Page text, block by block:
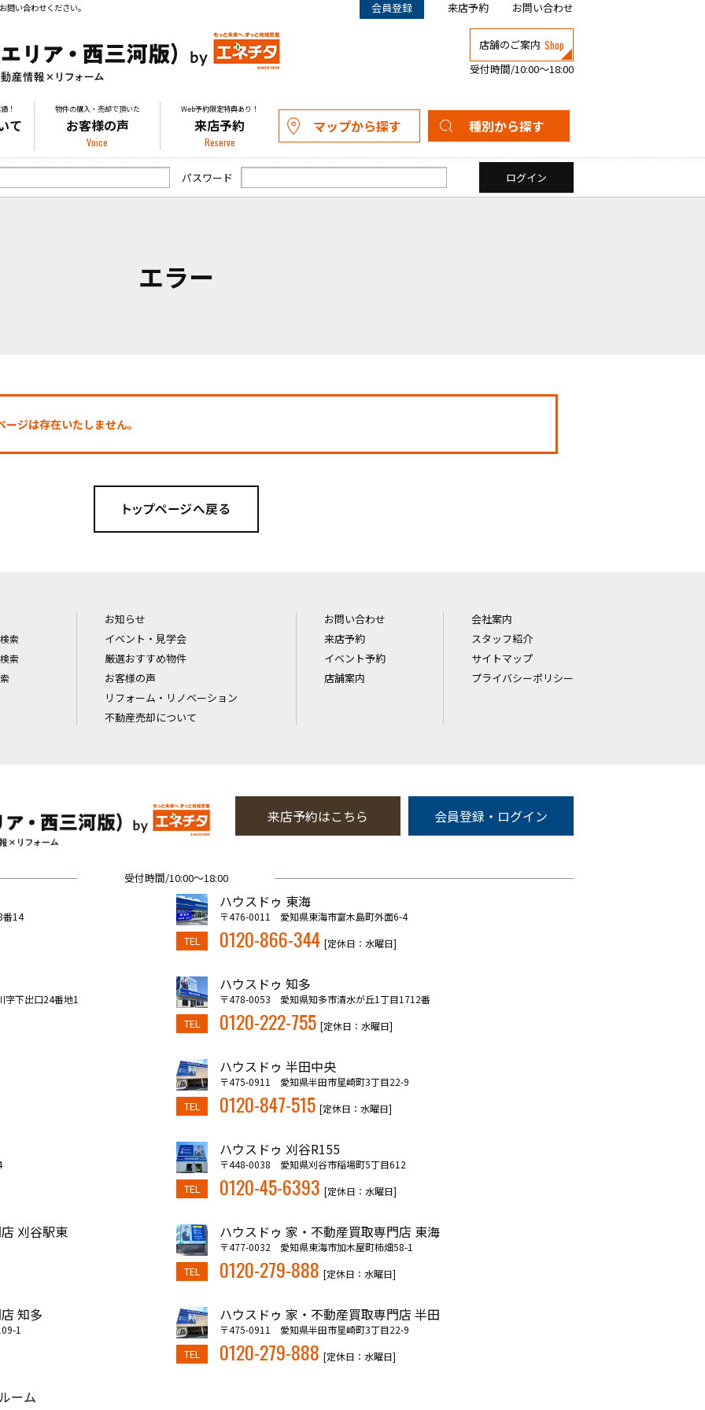
問い合わせください。 会員登録 来店予約 お問い合わせ
店舗のご案内 Shop
受付時間/10:00～18:00
！
て
物件の購入・売却で頂いた
お客様の声
Voice
Web予約限定特典あり！
来店予約
Reserve
マップから探す 種別から探す
新築一戸建て
中古一戸建て
マンション
土地
パスワード
エラー
は存在いたしません。
索
索
お知らせ
イベント・見学会
厳選おすすめ物件
お客様の声
リフォーム・リノベーション
不動産売却について
お問い合わせ
来店予約
イベント予約
店舗案内
会社案内
スタッフ紹介
サイトマップ
プライバシーポリシー
来店予約はこちら 会員登録・ログイン
受付時間/10:00～18:00
番14
ハウスドゥ 東海
〒476-0011 愛知県東海市富木島町外面6-4
TEL 0120-866-344 [定休日：水曜日]
下出口24番地1
ハウスドゥ 知多
〒478-0053 愛知県知多市清水が丘1丁目1712番
TEL 0120-222-755 [定休日：水曜日]
ハウスドゥ 半田中央
〒475-0911 愛知県半田市星崎町3丁目22-9
TEL 0120-847-515 [定休日：水曜日]
ハウスドゥ 刈谷R155
〒448-0038 愛知県刈谷市稲場町5丁目612
TEL 0120-45-6393 [定休日：水曜日]
刈谷駅東 ハウスドゥ 家・不動産買取専門店 東海
〒477-0032 愛知県東海市加木屋町柿畑58-1
TEL 0120-279-888 [定休日：水曜日]
知多
1
ハウスドゥ 家・不動産買取専門店 半田
〒475-0911 愛知県半田市星崎町3丁目22-9
TEL 0120-279-888 [定休日：水曜日]
ーム